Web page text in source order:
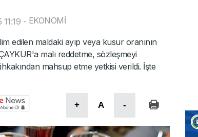
- EKONOMİ
edilen maldaki ayıp veya kusur oranının
malı reddetme, sözleşmeyi
mahsup etme yetkisi verildi. İşte
+ A -